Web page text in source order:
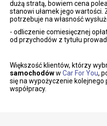
dużą stratą, bowiem cena
stanowi ułamek jego wartości.
potrzebuje na własność
- odliczenie comiesięcznej
od przychodów z tytułu
Większość klientów, którzy
samochodóww Car For You,
się na wypożyczenie
współpracy.